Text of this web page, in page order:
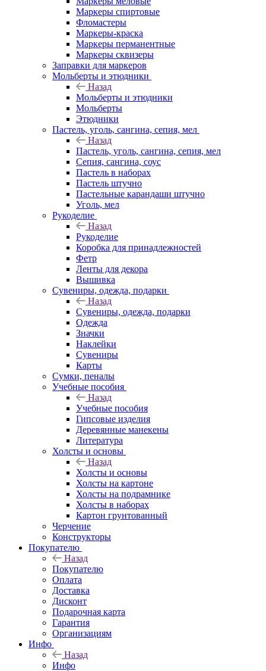
Маркеры спиртовые
Фломастеры
Маркеры-краска
Маркеры перманентные
Маркеры сквизеры
Заправки для маркеров
Мольберты и этюдники
Назад
Мольберты и этюдники
Мольберты
Этюдники
Пастель, уголь, сангина, сепия, мел
Назад
Пастель, уголь, сангина, сепия, мел
Сепия, сангина, соус
Пастель в наборах
Пастель штучно
Пастельные карандаши штучно
Уголь, мел
Рукоделие
Назад
Рукоделие
Коробка для принадлежностей
Фетр
Ленты для декора
Вышивка
Сувениры, одежда, подарки
Назад
Сувениры, одежда, подарки
Одежда
Значки
Наклейки
Сувениры
Карты
Сумки, пеналы
Учебные пособия
Назад
Учебные пособия
Гипсовые изделия
Деревянные манекены
Литература
Холсты и основы
Назад
Холсты и основы
Холсты на картоне
Холсты на подрамнике
Холсты в наборах
Картон грунтованный
Черчение
Конструкторы
Покупателю
Назад
Покупателю
Оплата
Доставка
Дисконт
Подарочная карта
Гарантия
Организациям
Инфо
Назад
Инфо